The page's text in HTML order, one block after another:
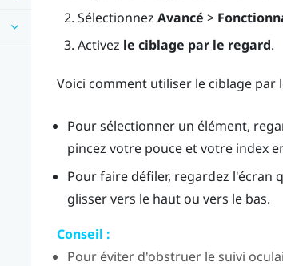
Sélectionnez Avancé >
Activez le ciblage par le regard.
Voici comment utiliser le ciblage par
Pour sélectionner un élément,
pincez votre pouce et votre index
Pour faire défiler, regardez l'écran
glisser vers le haut ou vers le bas.
Conseil :
Pour éviter d'obstruer le suivi